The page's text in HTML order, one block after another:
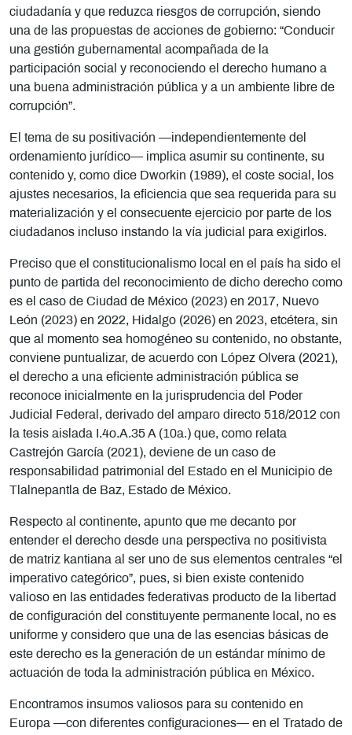
ciudadanía y que reduzca riesgos de corrupción, siendo
una de las propuestas de acciones de gobierno: “Conducir
una gestión gubernamental acompañada de la
participación social y reconociendo el derecho humano a
una buena administración pública y a un ambiente libre de
corrupción”.
El tema de su positivación —independientemente del
ordenamiento jurídico— implica asumir su continente, su
contenido y, como dice Dworkin (1989), el coste social, los
ajustes necesarios, la eficiencia que sea requerida para su
materialización y el consecuente ejercicio por parte de los
ciudadanos incluso instando la vía judicial para exigirlos.
Preciso que el constitucionalismo local en el país ha sido el
punto de partida del reconocimiento de dicho derecho como
es el caso de Ciudad de México (2023) en 2017, Nuevo
León (2023) en 2022, Hidalgo (2026) en 2023, etcétera, sin
que al momento sea homogéneo su contenido, no obstante,
conviene puntualizar, de acuerdo con López Olvera (2021),
el derecho a una eficiente administración pública se
reconoce inicialmente en la jurisprudencia del Poder
Judicial Federal, derivado del amparo directo 518/2012 con
la tesis aislada I.4o.A.35 A (10a.) que, como relata
Castrejón García (2021), deviene de un caso de
responsabilidad patrimonial del Estado en el Municipio de
Tlalnepantla de Baz, Estado de México.
Respecto al continente, apunto que me decanto por
entender el derecho desde una perspectiva no positivista
de matriz kantiana al ser uno de sus elementos centrales “el
imperativo categórico”, pues, si bien existe contenido
valioso en las entidades federativas producto de la libertad
de configuración del constituyente permanente local, no es
uniforme y considero que una de las esencias básicas de
este derecho es la generación de un estándar mínimo de
actuación de toda la administración pública en México.
Encontramos insumos valiosos para su contenido en
Europa —con diferentes configuraciones— en el Tratado de